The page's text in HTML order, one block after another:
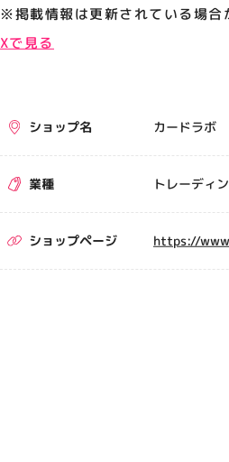
※掲載情報は更新されている場合
Xで見る
ショップ名 カードラボ
業種 トレーディ
ショップページ https://